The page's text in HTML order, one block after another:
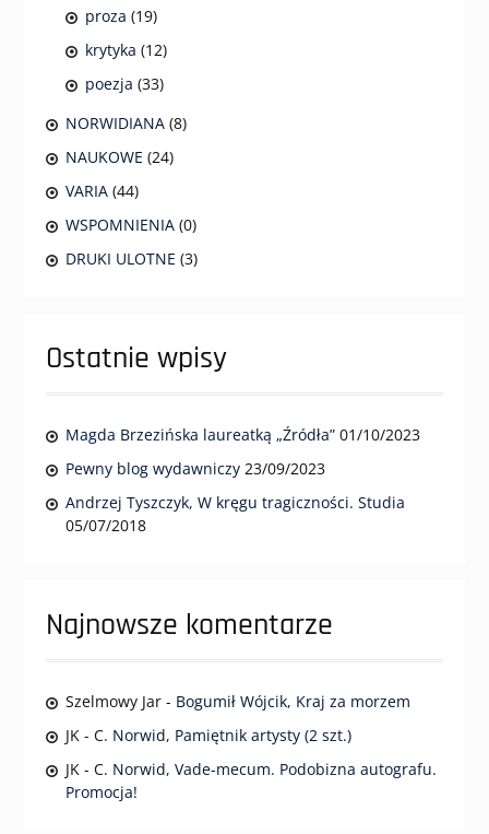
proza (19)
krytyka (12)
poezja (33)
NORWIDIANA (8)
NAUKOWE (24)
VARIA (44)
WSPOMNIENIA (0)
DRUKI ULOTNE (3)
Ostatnie wpisy
Magda Brzezińska laureatką „Źródła” 01/10/2023
Pewny blog wydawniczy 23/09/2023
Andrzej Tyszczyk, W kręgu tragiczności. Studia
05/07/2018
Najnowsze komentarze
Szelmowy Jar- Bogumił Wójcik, Kraj za morzem
JK- C. Norwid, Pamiętnik artysty (2 szt.)
JK- C. Norwid, Vade-mecum. Podobizna autografu.
Promocja!